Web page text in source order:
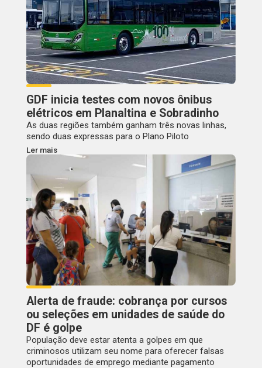
GDF inicia testes com novos ônibus
elétricos em Planaltina e Sobradinho
As duas regiões também ganham três novas linhas,
sendo duas expressas para o Plano Piloto
Ler mais
Alerta de fraude: cobrança por cursos
ou seleções em unidades de saúde do
DF é golpe
População deve estar atenta a golpes em que
criminosos utilizam seu nome para oferecer falsas
oportunidades de emprego mediante pagamento